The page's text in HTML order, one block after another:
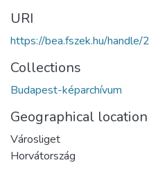
URI
https://bea.fszek.hu/
Collections
Budapest-képarchívum
Geographical location
Városliget
Horvátország